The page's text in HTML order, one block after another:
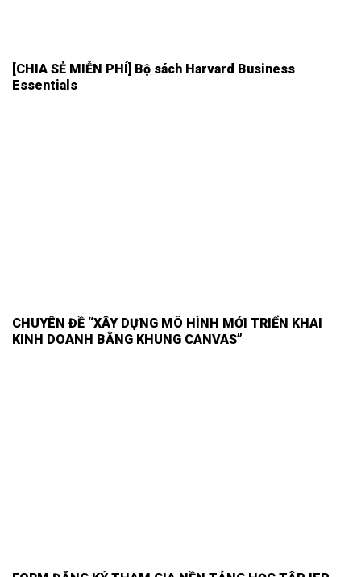
[CHIA SẺ MIỄN PHÍ] Bộ sách Harvard Business
Essentials
CHUYÊN ĐỀ “XÂY DỰNG MÔ HÌNH MỚI TRIỂN KHAI
KINH DOANH BẰNG KHUNG CANVAS”